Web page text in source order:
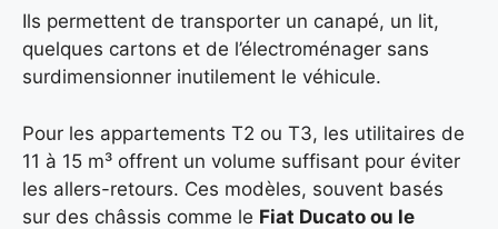
Ils permettent de transporter un canapé, un lit,
quelques cartons et de l’électroménager sans
surdimensionner inutilement le véhicule.
Pour les appartements T2 ou T3, les utilitaires de
11 à 15 m³ offrent un volume suffisant pour éviter
les allers-retours. Ces modèles, souvent basés
sur des châssis comme le Fiat Ducato ou le